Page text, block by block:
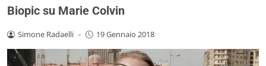
Biopic su Marie Colvin
Simone Radaelli - 19 Gennaio 2018